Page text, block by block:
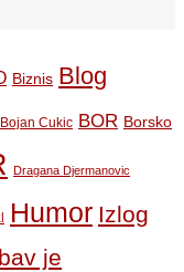
Biznis Blog
Bojan Cukic BOR Borsko
Dragana Djermanovic
Humor Izlog
je